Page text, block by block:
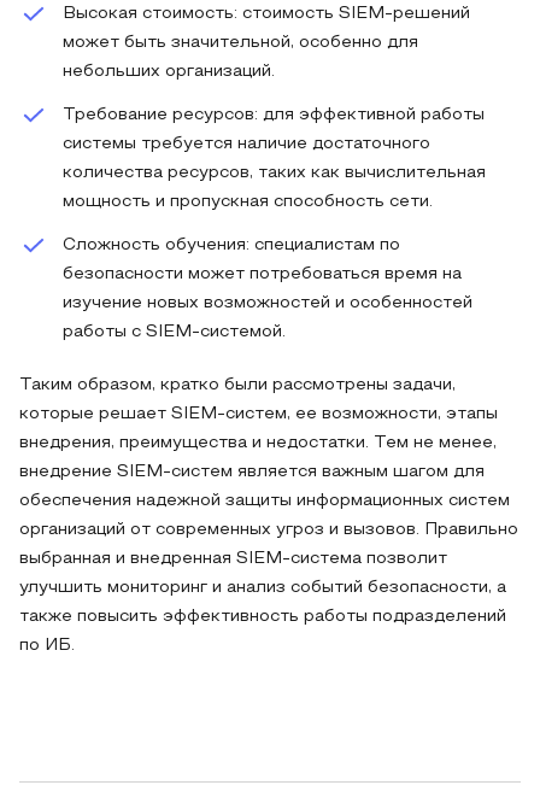
Высокая стоимость: стоимость SIEM-решений
может быть значительной, особенно для
небольших организаций.
Требование ресурсов: для эффективной работы
системы требуется наличие достаточного
количества ресурсов, таких как вычислительная
мощность и пропускная способность сети.
Сложность обучения: специалистам по
безопасности может потребоваться время на
изучение новых возможностей и особенностей
работы с SIEM-системой.
Таким образом, кратко были рассмотрены задачи,
которые решает SIEM-систем, ее возможности, этапы
внедрения, преимущества и недостатки. Тем не менее,
внедрение SIEM-систем является важным шагом для
обеспечения надежной защиты информационных систем
организаций от современных угроз и вызовов. Правильно
выбранная и внедренная SIEM-система позволит
улучшить мониторинг и анализ событий безопасности, а
также повысить эффективность работы подразделений
по ИБ.